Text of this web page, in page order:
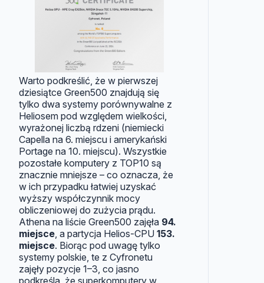
Warto podkreślić, że w pierwszej
dziesiątce Green500 znajdują się
tylko dwa systemy porównywalne z
Heliosem pod względem wielkości,
wyrażonej liczbą rdzeni (niemiecki
Capella na 6. miejscu i amerykański
Portage na 10. miejscu). Wszystkie
pozostałe komputery z TOP10 są
znacznie mniejsze – co oznacza, że
w ich przypadku łatwiej uzyskać
wyższy współczynnik mocy
obliczeniowej do zużycia prądu.
Athena na liście Green500 zajęła 94.
miejsce , a partycja Helios-CPU 153.
miejsce. Biorąc pod uwagę tylko
systemy polskie, te z Cyfronetu
zajęły pozycje 1–3, co jasno
podkreśla, że superkomputery w